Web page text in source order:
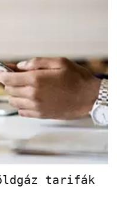
tarifák